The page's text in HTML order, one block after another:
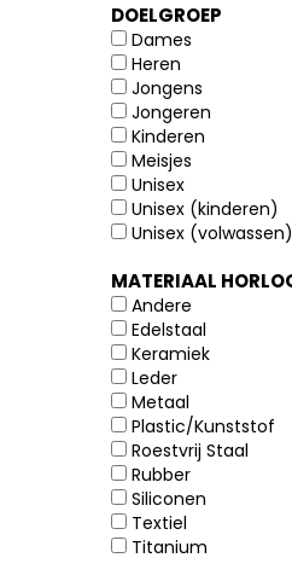
DOELGROEP
Dames
Heren
Jongens
Jongeren
Kinderen
Meisjes
Unisex
Unisex (kinderen)
Unisex (volwassen)
MATERIAAL
Andere
Edelstaal
Keramiek
Leder
Metaal
Plastic/Kunststof
Roestvrij Staal
Rubber
Siliconen
Textiel
Titanium